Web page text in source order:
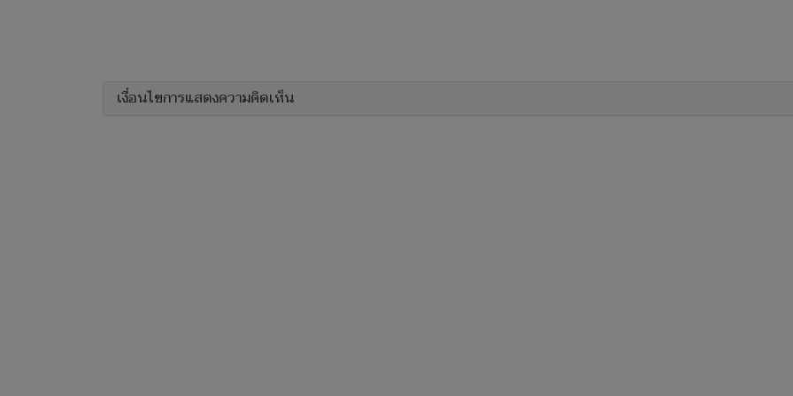
เงื่อนไขการแสดงความคิดเห็น